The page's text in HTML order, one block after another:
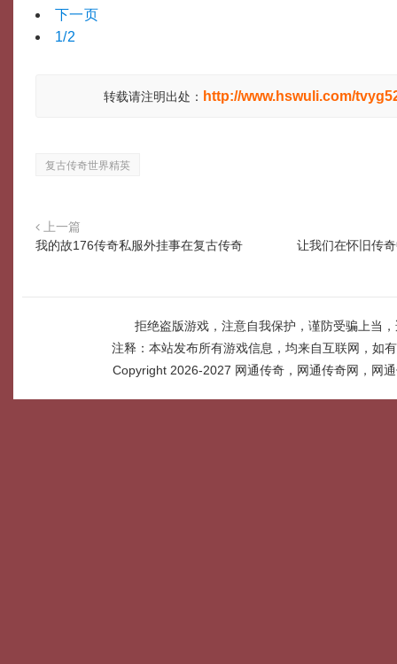
下一页
1/2
转载请注明出处： http://www.hswuli.com/
复古传奇世界精英
上一篇
我的故176传奇私服外挂事在复古传奇
让我们在怀旧传
拒绝盗版游戏，注意自我保护，谨防受骗上当
注释：本站发布所有游戏信息，均来自互联网，如
Copyright 2026-2027 网通传奇，网通传奇网，网